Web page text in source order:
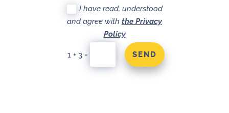
I have read, understood
and agree withthe Privacy
Policy
1 + 3 = SEND